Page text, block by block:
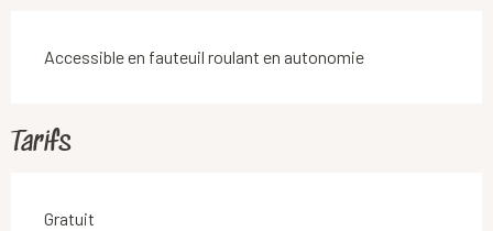
Accessible en fauteuil roulant en autonomie
Tarifs
Gratuit